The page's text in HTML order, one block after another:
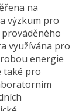
na
výzkum pro
využívána pro
energie
také pro